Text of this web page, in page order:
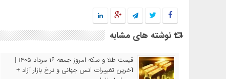
نوشته های مشابه
قیمت طلا و سکه امروز جمعه ۱۶ مرداد ۱۴۰۵ |
آخرین تغییرات انس جهانی و نرخ بازار آزاد +